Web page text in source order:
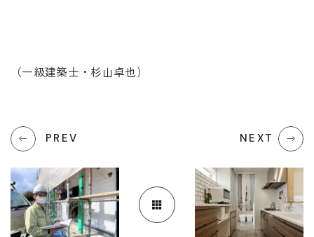
（一級建築士・杉山卓也）
PREV NEXT